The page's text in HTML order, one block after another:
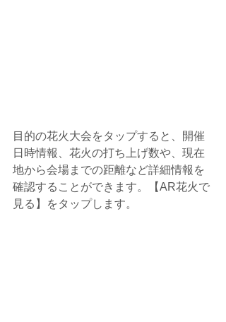
目的の花火大会をタップすると、開催
日時情報、花火の打ち上げ数や、現在
地から会場までの距離など詳細情報を
確認することができます。【AR花火で
見る】をタップします。